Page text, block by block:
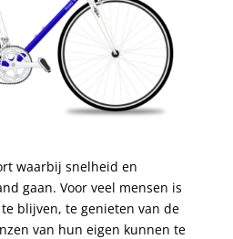
waarbij snelheid en
gaan. Voor veel mensen is
blijven, te genieten van de
van hun eigen kunnen te